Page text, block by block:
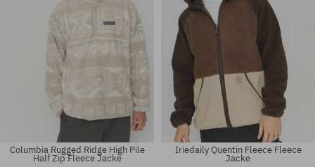
Columbia Rugged Ridge High Pile
Half Zip Fleece Jacke
Iriedaily Quentin Fleece Fleece
Jacke